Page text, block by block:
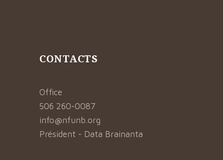
CONTACTS
Office
506 260-0087
info@nfunb.org
Président - Data Brainanta